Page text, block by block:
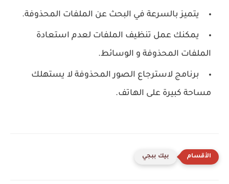
‏يتميز بالسرعة في البحث عن الملفات المحذوفة.
‏يمكنك عمل تنظيف الملفات لعدم استعادة
الملفات المحذوفة و الوسائط.
برنامج لاسترجاع الصور المحذوفة ‏لا يستهلك
مساحة كبيرة على الهاتف.
بيك ببجي